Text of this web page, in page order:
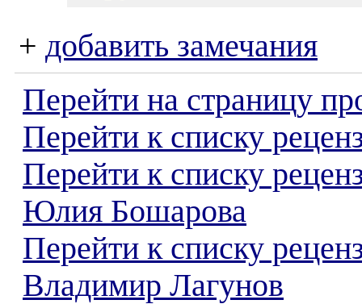
+ добавить замечания
Перейти на страницу
Перейти к списку
Перейти к списку
Юлия Бошарова
Перейти к списку
Владимир Лагунов